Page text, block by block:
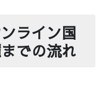
ライン国
での流れ